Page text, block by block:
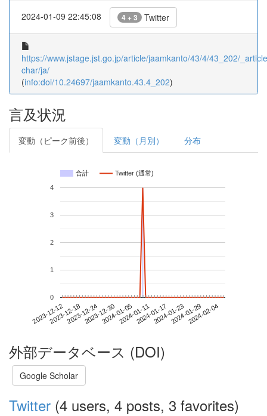
2024-01-09 22:45:08 4 + 3 Twitter
https://www.jstage.jst.go.jp/article/jaamkanto/43/4/43_202/
char/ja/
(info:doi/10.24697/jaamkanto.43.4_202)
言及状況
変動（ピーク前後） 変動（月別） 分布
合計 Twitter (通常)
2023-12-122023-12-182023-12-242023-12-302024-01-052024-01-112024-01-172024-01-232024-01-292024-02-04
0
1
2
3
4
外部データベース (DOI)
Google Scholar
Twitter (4 users, 4 posts, 3 favorites)